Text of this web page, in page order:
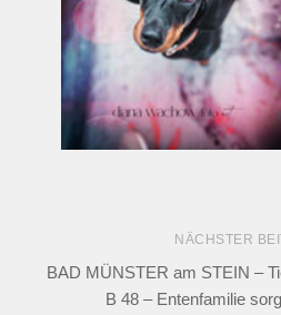
NÄCHSTER
BAD MÜNSTER am STEIN –
B 48 – Entenfamilie